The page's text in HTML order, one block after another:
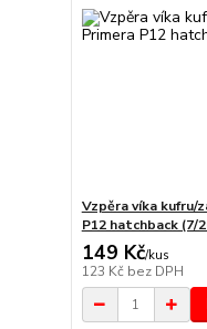
Vzpěra víka kufru/
P12 hatchback (7/
149 Kč/kus
123 Kč bez DPH